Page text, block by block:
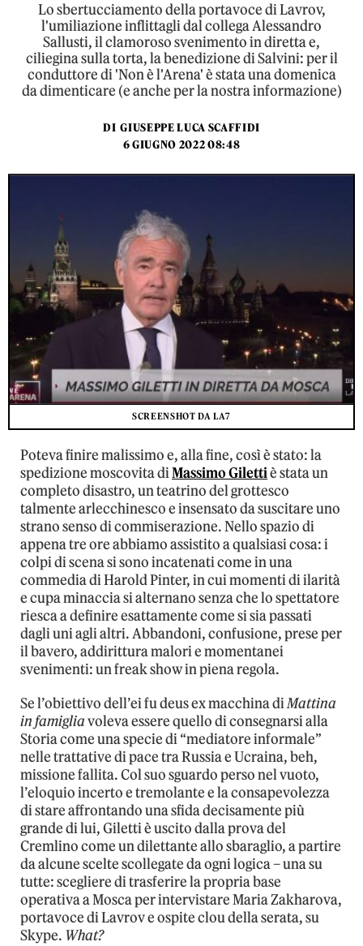
Lo sbertucciamento della portavoce di Lavrov,
l'umiliazione inflittagli dal collega Alessandro
Sallusti, il clamoroso svenimento in diretta e,
ciliegina sulla torta, la benedizione di Salvini: per il
conduttore di 'Non è l'Arena' è stata una domenica
da dimenticare (e anche per la nostra informazione)
DI GIUSEPPE LUCA SCAFFIDI
6 GIUGNO 2022 08:48
SCREENSHOT DA LA7
Poteva finire malissimo e, alla fine, così è stato: la
spedizione moscovita diMassimo Gilettiè stata un
completo disastro, un teatrino del grottesco
talmente arlecchinesco e insensato da suscitare uno
strano senso di commiserazione. Nello spazio di
appena tre ore abbiamo assistito a qualsiasi cosa: i
colpi di scena si sono incatenati come in una
commedia di Harold Pinter, in cui momenti di ilarità
e cupa minaccia si alternano senza che lo spettatore
riesca a definire esattamente come si sia passati
dagli uni agli altri. Abbandoni, confusione, prese per
il bavero, addirittura malori e momentanei
svenimenti: un freak show in piena regola.
Se l’obiettivo dell’ei fu deus ex macchina diMattina
in famigliavoleva essere quello di consegnarsi alla
Storia come una specie di “mediatore informale”
nelle trattative di pace tra Russia e Ucraina, beh,
missione fallita. Col suo sguardo perso nel vuoto,
l’eloquio incerto e tremolante e la consapevolezza
di stare affrontando una sfida decisamente più
grande di lui, Giletti è uscito dalla prova del
Cremlino come un dilettante allo sbaraglio, a partire
da alcune scelte scollegate da ogni logica – una su
tutte: scegliere di trasferire la propria base
operativa a Mosca per intervistare Maria Zakharova,
portavoce di Lavrov e ospite clou della serata, su
Skype. What?